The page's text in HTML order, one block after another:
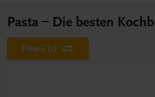
Pasta – Die besten
Filtern (1)